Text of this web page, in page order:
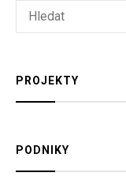
Search
HLEDAT
PROJEKTY
PODNIKY